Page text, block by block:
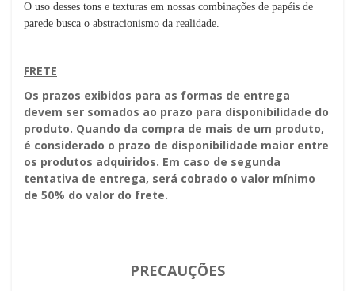
O uso desses tons e texturas em nossas combinações de papéis de
parede busca o abstracionismo da realidade.
FRETE
Os prazos exibidos para as formas de entrega
devem ser somados ao prazo para disponibilidade do
produto. Quando da compra de mais de um produto,
é considerado o prazo de disponibilidade maior entre
os produtos adquiridos. Em caso de segunda
tentativa de entrega, será cobrado o valor mínimo
de 50% do valor do frete.
PRECAUÇÕES